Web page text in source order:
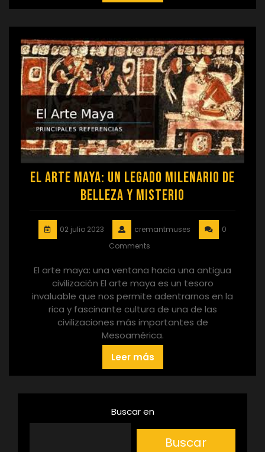
El Arte Maya: Un Legado Milenario de
Belleza y Misterio
02 julio 2023 cremantmuses
0
Comments
El arte maya: una ventana hacia una antigua
civilización El arte maya es un tesoro
invaluable que nos permite adentrarnos en la
rica y fascinante cultura de una de las
civilizaciones más importantes de
Mesoamérica.
Leer más
Buscar en
Buscar